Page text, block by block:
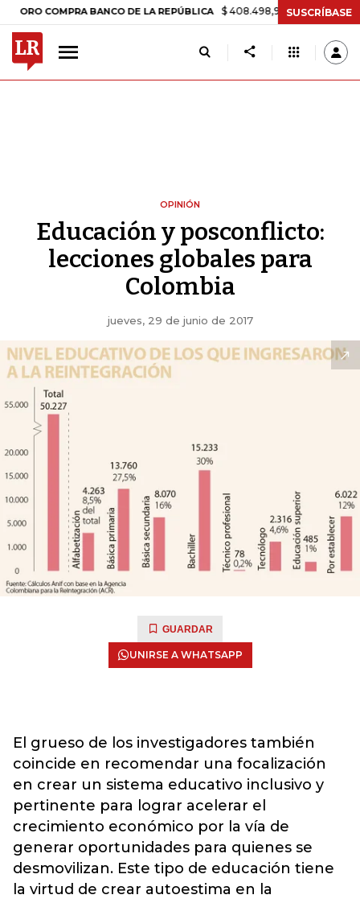
COMPRA BANCO DE LA REPÚBLICA $ 408.498,97 +$ 8.753,81 +2,19%
SUSCRÍBASE
OPINIÓN
Educación y posconflicto:
lecciones globales para
Colombia
jueves, 29 de junio de 2017
GUARDAR
UNIRSE A WHATSAPP
El grueso de los investigadores también
coincide en recomendar una focalización
en crear un sistema educativo inclusivo y
pertinente para lograr acelerar el
crecimiento económico por la vía de
generar oportunidades para quienes se
desmovilizan. Este tipo de educación tiene
la virtud de crear autoestima en la